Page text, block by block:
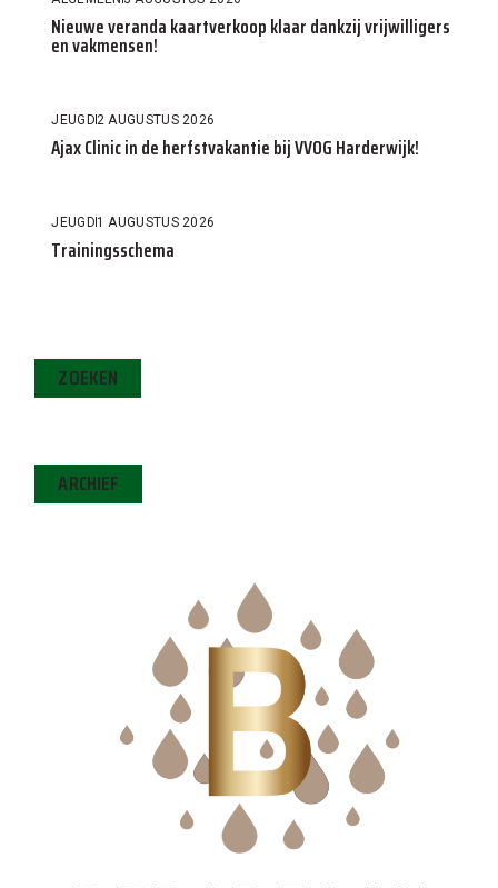
Nieuwe veranda kaartverkoop klaar dankzij vrijwilligers
en vakmensen!
JEUGD2 AUGUSTUS 2026
Ajax Clinic in de herfstvakantie bij VVOG Harderwijk!
JEUGD1 AUGUSTUS 2026
Trainingsschema
ZOEKEN
ARCHIEF